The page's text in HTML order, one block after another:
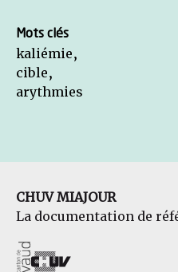
Mots clés
kaliémie,
cible,
arythmies
CHUV MIAJOUR
La documentation de